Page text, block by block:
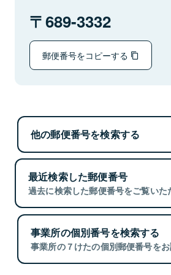
689-3332
郵便番号をコピーする
他の郵便番号を検索する
最近検索した郵便番号
過去に検索した郵便番号をご覧いた
事業所の個別番号を検索する
事業所の７けたの個別郵便番号をお